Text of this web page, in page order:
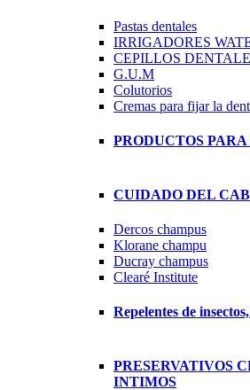
Pastas dentales
IRRIGADORES
CEPILLOS
G.U.M
Colutorios
Cremas para fijar la
PRODUCTOS
CUIDADO DEL
Dercos champus
Klorane champu
Ducray champus
Clearé Institute
Repelentes de
PRESERVATIVOS
INTIMOS